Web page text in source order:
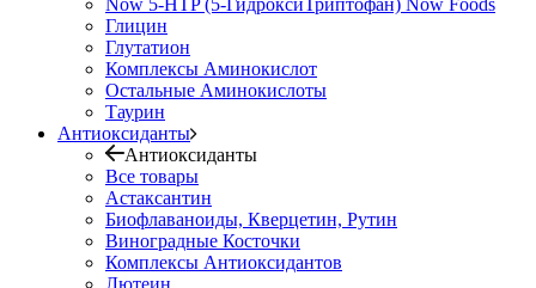
Now 5-HTP (5-ГидроксиТриптофан) Now Foods
Глицин
Глутатион
Комплексы Аминокислот
Остальные Аминокислоты
Таурин
Антиоксиданты
Антиоксиданты
Все товары
Астаксантин
Биофлаваноиды, Кверцетин, Рутин
Виноградные Косточки
Комплексы Антиоксидантов
Лютеин